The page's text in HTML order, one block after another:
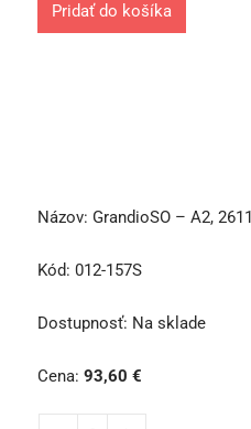
Pridať do košíka
Názov: GrandioSO – A2, 2611
Kód: 012-157S
Dostupnosť: Na sklade
Cena: 93,60 €